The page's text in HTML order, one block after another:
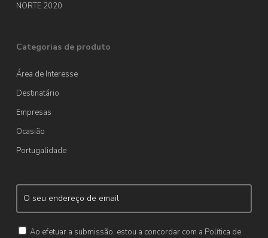
NORTE 2020
Categorias de produto
Área de Interesse
Destinatário
Empresas
Ocasião
Portugalidade
Ao efetuar a submissão, estou a concordar com a Política de